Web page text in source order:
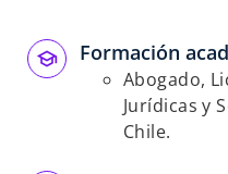
Formación
Abogado,
Jurídicas y
Chile.